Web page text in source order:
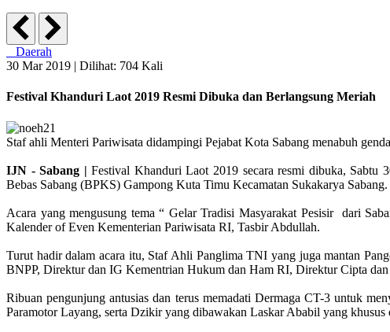
Daerah
30 Mar 2019 | Dilihat: 704 Kali
Festival Khanduri Laot 2019 Resmi Dibuka dan Berlangsung Meriah
Staf ahli Menteri Pariwisata didampingi Pejabat Kota Sabang menabuh
IJN - Sabang |Festival Khanduri Laot 2019 secara resmi dibuka, Sabtu
Bebas Sabang (BPKS) Gampong Kuta Timu Kecamatan Sukakarya Sabang.
Acara yang mengusung tema “ Gelar Tradisi Masyarakat Pesisir dari
Kalender of Even Kementerian Pariwisata RI, Tasbir Abdullah.
Turut hadir dalam acara itu, Staf Ahli Panglima TNI yang juga mantan
BNPP, Direktur dan IG Kementrian Hukum dan Ham RI, Direktur Cipta
Ribuan pengunjung antusias dan terus memadati Dermaga CT-3 untuk
Paramotor Layang, serta Dzikir yang dibawakan Laskar Ababil yang